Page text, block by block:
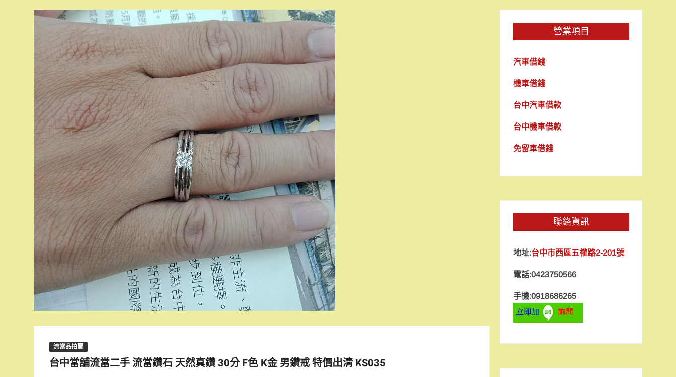
流當品拍賣
台中當舖流當二手 流當鑽石 天然真鑽 30分 F色 K金 男鑽戒 特價出清 KS035
營業項目
汽車借錢
機車借錢
台中汽車借款
台中機車借款
免留車借錢
聯絡資訊
地址:台中市西區五權路2-201號
電話:0423750566
手機:0918686265